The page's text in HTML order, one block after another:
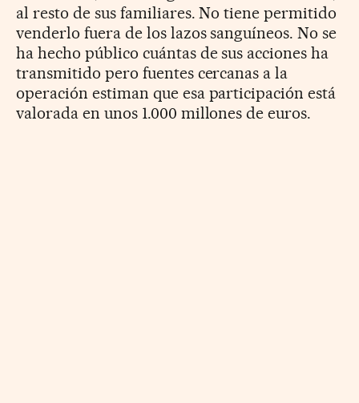
al resto de sus familiares. No tiene permitido
venderlo fuera de los lazos sanguíneos. No se
ha hecho público cuántas de sus acciones ha
transmitido pero fuentes cercanas a la
operación estiman que esa participación está
valorada en unos 1.000 millones de euros.